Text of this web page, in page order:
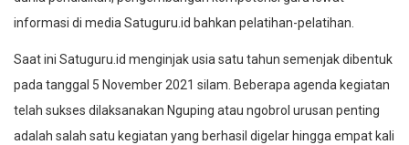
informasi di media Satuguru.id bahkan pelatihan-pelatihan.
Saat ini Satuguru.id menginjak usia satu tahun semenjak dibentuk
pada tanggal 5 November 2021 silam. Beberapa agenda kegiatan
telah sukses dilaksanakan Nguping atau ngobrol urusan penting
adalah salah satu kegiatan yang berhasil digelar hingga empat kali